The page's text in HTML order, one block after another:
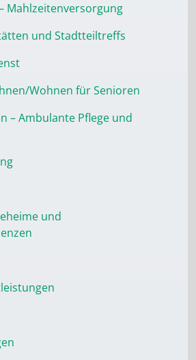
Mahlzeitenversorgung
und Stadtteiltreffs
Wohnen für Senioren
– Ambulante Pflege und
und